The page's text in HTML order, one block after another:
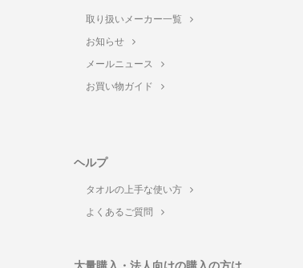
取り扱いメーカー一覧
お知らせ
メールニュース
お買い物ガイド
ヘルプ
タオルの上手な使い方
よくあるご質問